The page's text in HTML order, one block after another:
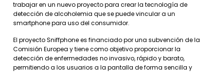
trabajar en un nuevo proyecto para crear la tecnología de
detección de alcoholemia que se puede vincular a un
smartphone para uso del consumidor.
El proyecto Sniffphone es financiado por una subvención de la
Comisión Europea y tiene como objetivo proporcionar la
detección de enfermedades no invasivo, rápido y barato,
permitiendo a los usuarios a la pantalla de forma sencilla y